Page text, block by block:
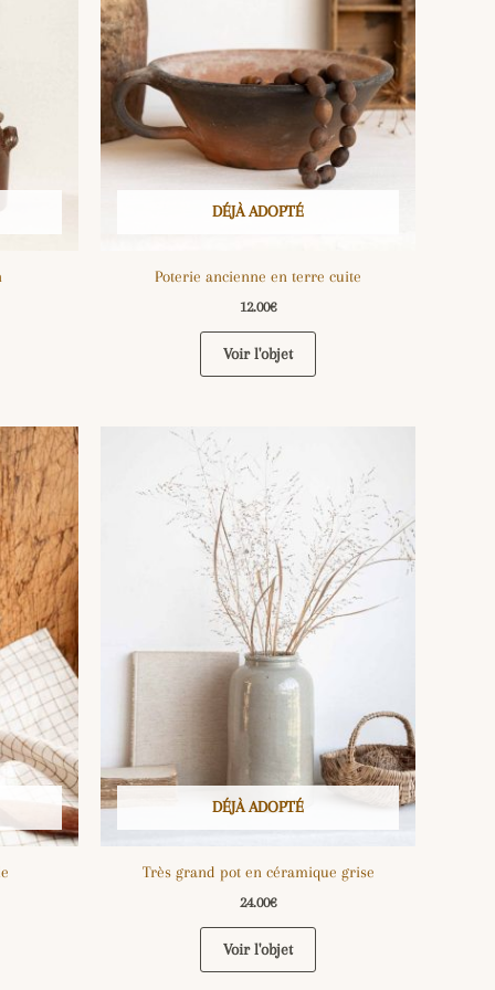
DÉJÀ ADOPTÉ
Poterie ancienne en terre cuite
12.00€
Voir l'objet
DÉJÀ ADOPTÉ
Très grand pot en céramique grise
24.00€
Voir l'objet